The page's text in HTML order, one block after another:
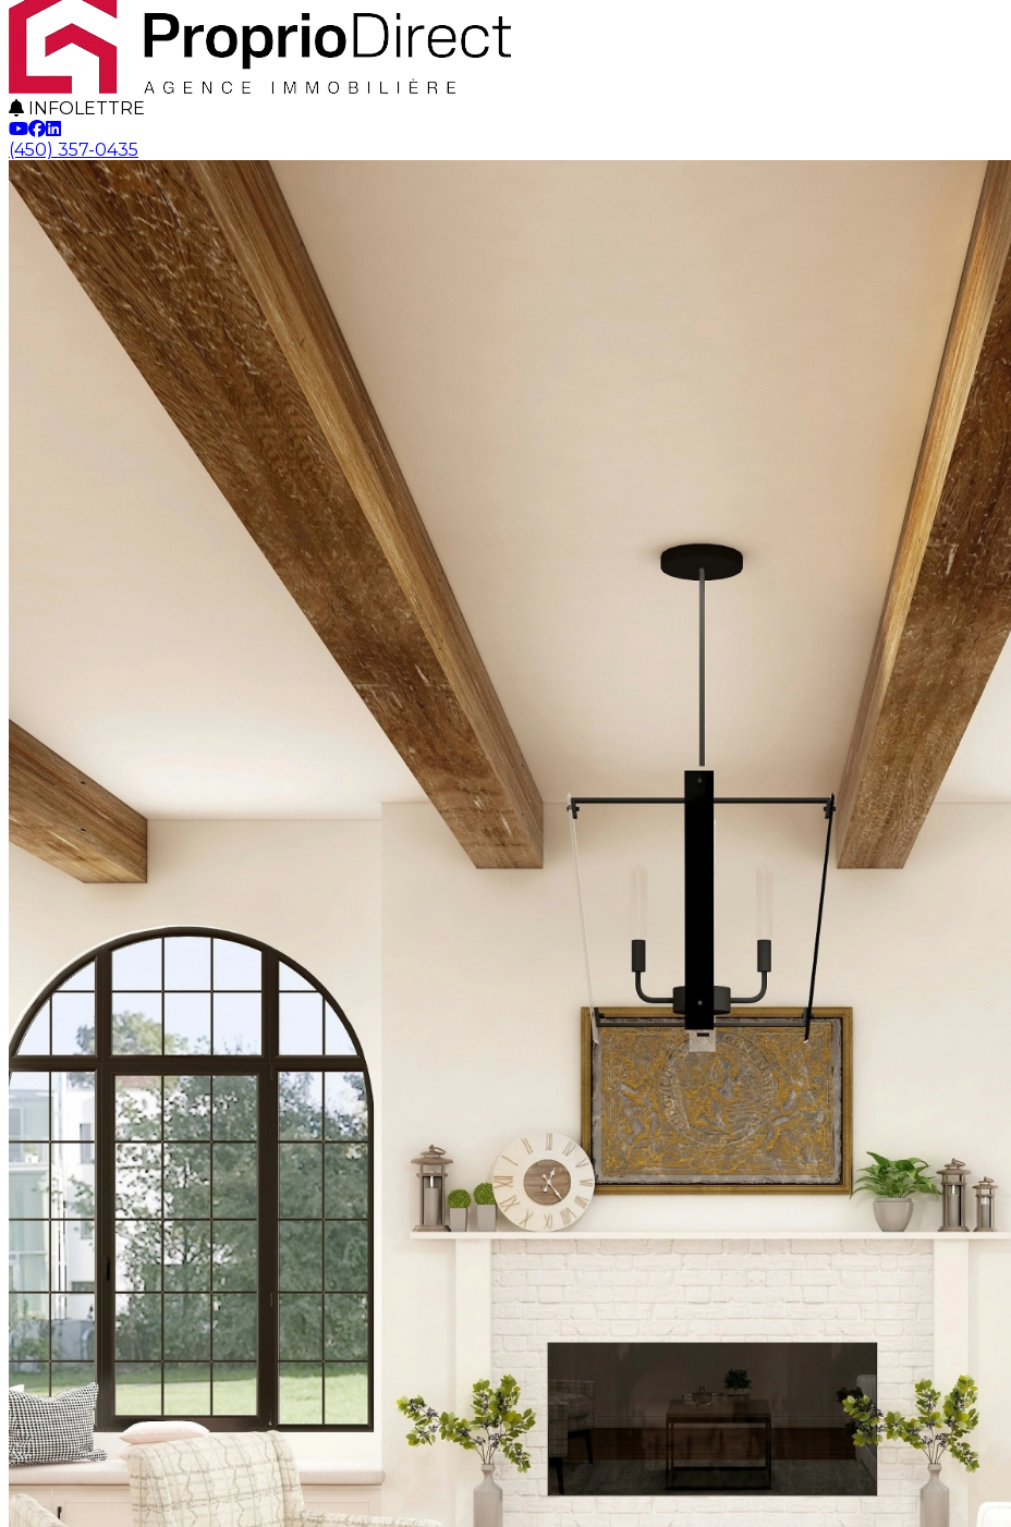
INFOLETTRE
(450) 357-0435